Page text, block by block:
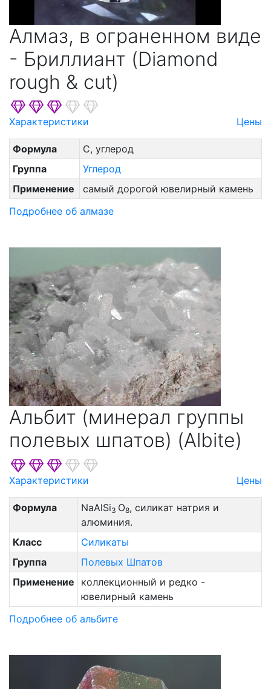
Алмаз, в ограненном виде
- Бриллиант (Diamond
rough & cut)
Характеристики Цены
Формула
C, углерод
Группа
Углерод
Применение
самый дорогой ювелирный камень
Подробнее об алмазе
Альбит (минерал группы
полевых шпатов) (Albite)
Характеристики Цены
Формула NaAlSi3 O8, силикат натрия и
алюминия.
Класс
Силикаты
Группа
Полевых Шпатов
Применение
коллекционный и редко -
ювелирный камень
Подробнее об альбите